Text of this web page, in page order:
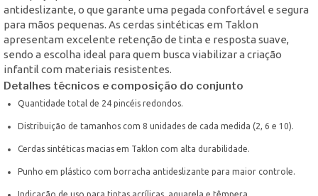
antideslizante, o que garante uma pegada confortável e segura
para mãos pequenas. As cerdas sintéticas em Taklon
apresentam excelente retenção de tinta e resposta suave,
sendo a escolha ideal para quem busca viabilizar a criação
infantil com materiais resistentes.
Detalhes técnicos e composição do conjunto
Quantidade total de 24 pincéis redondos.
Distribuição de tamanhos com 8 unidades de cada medida (2, 6 e 10).
Cerdas sintéticas macias em Taklon com alta durabilidade.
Punho em plástico com borracha antideslizante para maior controle.
Indicação de uso para tintas acrílicas, aquarela e têmpera.